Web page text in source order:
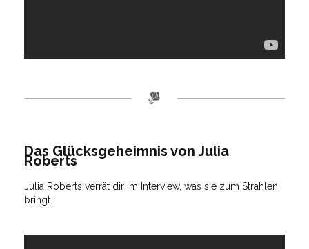
Das Glücksgeheimnis von Julia
Roberts
Julia Roberts verrät dir im Interview, was sie zum Strahlen
bringt.